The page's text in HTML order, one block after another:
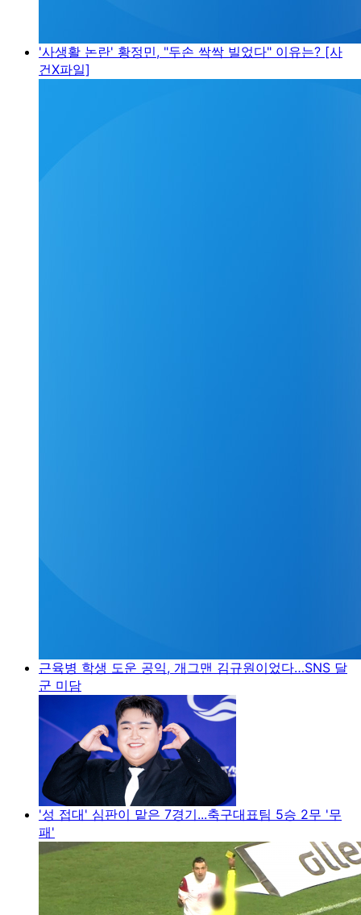
'사생활 논란' 황정민, "두손 싹싹 빌었다" 이유는? [사
건X파일]
근육병 학생 도운 공익, 개그맨 김규원이었다…SNS 달
군 미담
'성 접대' 심판이 맡은 7경기...축구대표팀 5승 2무 '무
패'